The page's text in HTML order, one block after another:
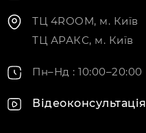
ТЦ 4ROOM, м. Київ
ТЦ АРАКС, м. Київ
Пн–Нд : 10:00–20:00
Відеоконсультація